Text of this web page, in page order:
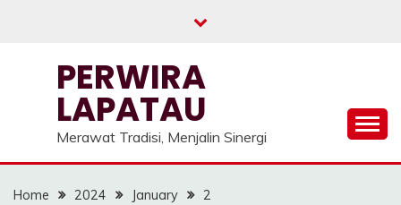
PERWIRA
LAPATAU
Merawat Tradisi, Menjalin Sinergi
Home 2024 January
2